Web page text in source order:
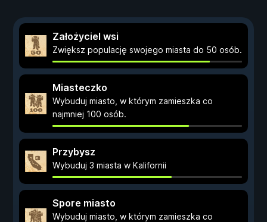
Założyciel wsi
Zwiększ populację swojego miasta do 50 osób.
Miasteczko
Wybuduj miasto, w którym zamieszka co
najmniej 100 osób.
Przybysz
Wybuduj 3 miasta w Kalifornii
Spore miasto
Wybuduj miasto, w którym zamieszka co